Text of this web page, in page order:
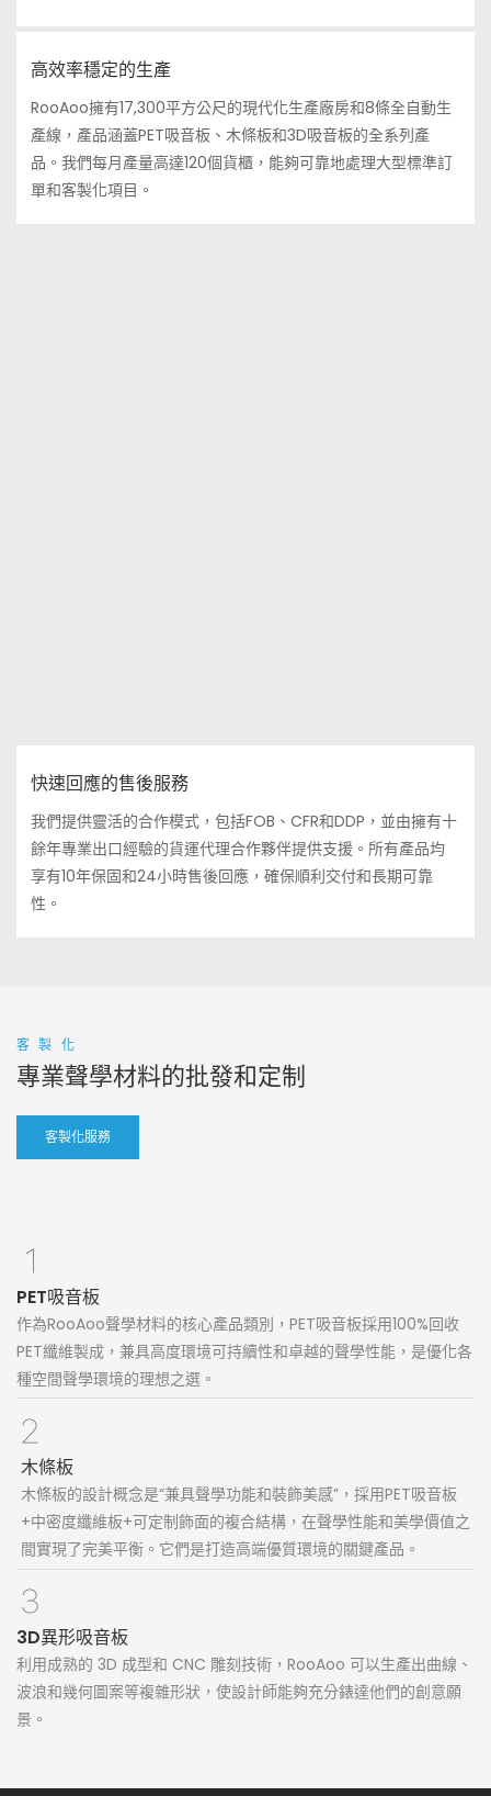
高效率穩定的生產
RooAoo擁有17,300平方公尺的現代化生產廠房和8條全自動生
產線，產品涵蓋PET吸音板、木條板和3D吸音板的全系列產
品。我們每月產量高達120個貨櫃，能夠可靠地處理大型標準訂
單和客製化項目。
快速回應的售後服務
我們提供靈活的合作模式，包括FOB、CFR和DDP，並由擁有十
餘年專業出口經驗的貨運代理合作夥伴提供支援。所有產品均
享有10年保固和24小時售後回應，確保順利交付和長期可靠
性。
客製化
專業聲學材料的批發和定制
客製化服務
PET吸音板
作為RooAoo聲學材料的核心產品類別，PET吸音板採用100%回收
PET纖維製成，兼具高度環境可持續性和卓越的聲學性能，是優化各
種空間聲學環境的理想之選。
木條板
木條板的設計概念是“兼具聲學功能和裝飾美感”，採用PET吸音板
+中密度纖維板+可定制飾面的複合結構，在聲學性能和美學價值之
間實現了完美平衡。它們是打造高端優質環境的關鍵產品。
3D異形吸音板
利用成熟的 3D 成型和 CNC 雕刻技術，RooAoo 可以生產出曲線、
波浪和幾何圖案等複雜形狀，使設計師能夠充分錶達他們的創意願
景。